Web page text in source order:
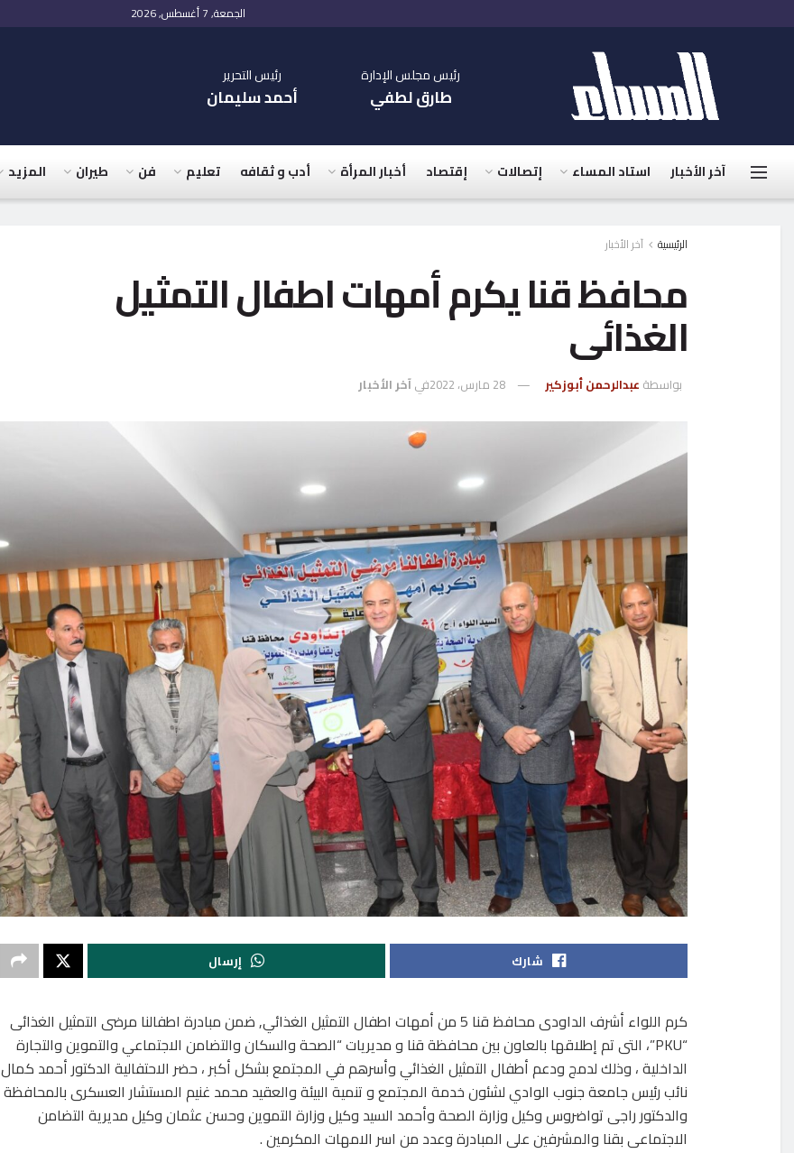
الجمعة, 7 أغسطس, 2026
رئيس مجلس الإدارة
طارق لطفي
رئيس التحرير
أحمد سليمان
آخر الأخبار استاد المساء إتصالات إقتصاد أخبار المرأة أدب و ثقافه تعليم فن طيران المزيد
الرئيسية آخر الأخبار
محافظ قنا يكرم أمهات اطفال التمثيل
الغذائى
بواسطة عبدالرحمن أبوزكير 28 مارس، 2022 فيآخر الأخبار
شارك إرسال
كرم اللواء أشرف الداودى محافظ قنا 5 من أمهات اطفال التمثيل الغذائي, ضمن مبادرة اطفالنا مرضى التمثيل الغذائى
“PKU”، التى تم إطلاقها بالعاون بين محافظة قنا و مديريات “الصحة والسكان والتضامن الاجتماعي والتموين والتجارة
الداخلية ، وذلك لدمج ودعم أطفال التمثيل الغذائي وأسرهم في المجتمع بشكل أكبر ، حضر الاحتفالية الدكتور أحمد كمال
نائب رئيس جامعة جنوب الوادي لشئون خدمة المجتمع و تنمية البيئة والعقيد محمد غنيم المستشار العسكرى بالمحافظة
والدكتور راجى تواضروس وكيل وزارة الصحة وأحمد السيد وكيل وزارة التموين وحسن عثمان وكيل مديرية التضامن
الاجتماعى بقنا والمشرفين على المبادرة وعدد من اسر الامهات المكرمين .